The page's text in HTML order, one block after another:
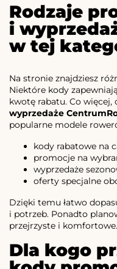
Rodzaje
i
w tej
Na stronie znajdziesz
Niektóre kody
kwotę rabatu. Co
wyprzedaże
popularne modele
kody rabatowe na
promocje na
wyprzedaże
oferty specjalne
Dzięki temu łatwo
i potrzeb. Ponadto
przejrzyste i komfortowe.
Dla kogo